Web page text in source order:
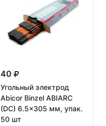
40
Угольный электрод
Abicor Binzel ABIARC
(DC) 6.5x305 мм, упак.
50 шт